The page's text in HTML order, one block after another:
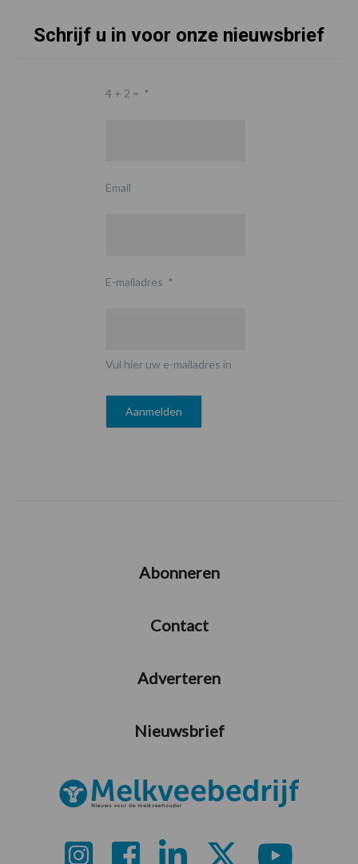
Schrijf u in voor onze nieuwsbrief
4 + 2 = *
Email
E-mailadres *
Vul hier uw e-mailadres in
Abonneren
Contact
Adverteren
Nieuwsbrief